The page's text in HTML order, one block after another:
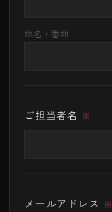
地名・番地
ご担当者名 ※
メールアドレス ※